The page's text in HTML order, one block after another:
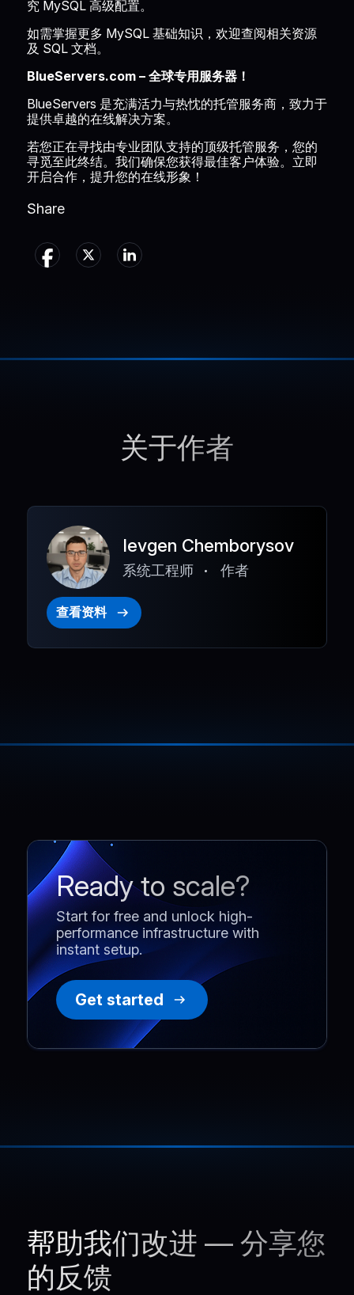
究 MySQL 高级配置。
如需掌握更多 MySQL 基础知识，欢迎查阅相关资源
及 SQL 文档。
BlueServers.com – 全球专用服务器！
BlueServers 是充满活力与热忱的托管服务商，致力于
提供卓越的在线解决方案。
若您正在寻找由专业团队支持的顶级托管服务，您的
寻觅至此终结。我们确保您获得最佳客户体验。立即
开启合作，提升您的在线形象！
Share
关于作者
Ievgen Chemborysov
系统工程师 作者
查看资料
Ready to scale?
Start for free and unlock high-
performance infrastructure with
instant setup.
Get started
帮助我们改进 — 分享您
的反馈